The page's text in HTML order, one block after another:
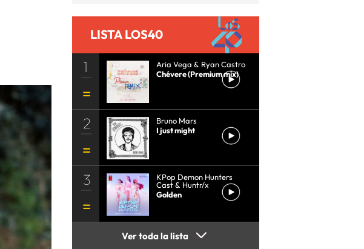
LISTA LOS40
1
Aria Vega & Ryan Castro
Chévere (Premium mix)
2
Bruno Mars
I just might
3
KPop Demon Hunters
Cast & Huntr/x
Golden
Ver toda la lista